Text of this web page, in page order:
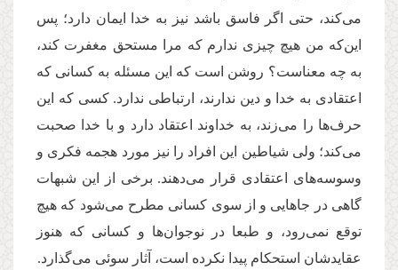
می‌کند، حتی اگر فاسق باشد نیز به خدا ایمان دارد؛ پس
این‌که من هیچ چیزی ندارم که مرا مستحق مغفرت کند،
به چه معناست؟ روشن است که این مسئله به کسانی که
اعتقادی به خدا و دین ندارند، ارتباطی ندارد. کسی که این
حرف‌ها را می‌زند، به خداوند اعتقاد دارد و با خدا صحبت
می‌کند؛ ولی شیاطین این افراد را نیز مورد هجمه فکری و
وسوسه‌های اعتقادی قرار می‌دهند. برخی از این شبهات
گاهی در جاهایی و از سوی کسانی مطرح می‌شود که هیچ
توقع نمی‌رود، و طبعا در نوجوان‌ها و کسانی که هنوز
عقایدشان استحکام پیدا نکرده است، آثار سوئی می‌گذارد.